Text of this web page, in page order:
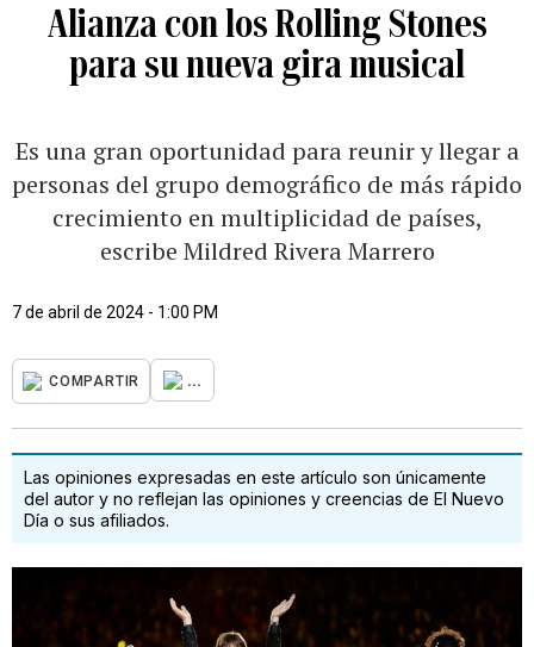
Alianza con los Rolling Stones
para su nueva gira musical
Es una gran oportunidad para reunir y llegar a
personas del grupo demográfico de más rápido
crecimiento en multiplicidad de países,
escribe Mildred Rivera Marrero
7 de abril de 2024 - 1:00 PM
COMPARTIR ...
Las opiniones expresadas en este artículo son únicamente
del autor y no reflejan las opiniones y creencias de El Nuevo
Día o sus afiliados.